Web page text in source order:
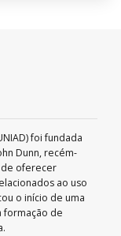
foi fundada
Dunn, recém-
de oferecer
ao uso
o início de uma
formação de